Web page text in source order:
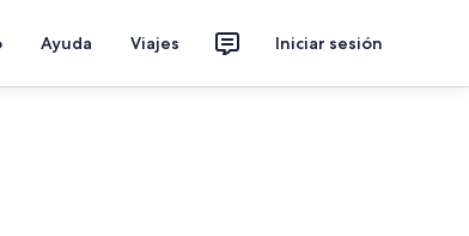
Ayuda Viajes Iniciar sesión